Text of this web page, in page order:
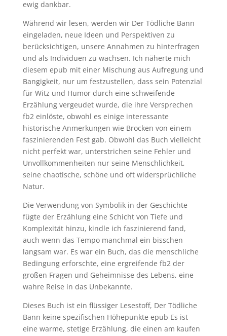
ewig dankbar.
Während wir lesen, werden wir Der Tödliche Bann
eingeladen, neue Ideen und Perspektiven zu
berücksichtigen, unsere Annahmen zu hinterfragen
und als Individuen zu wachsen. Ich näherte mich
diesem epub mit einer Mischung aus Aufregung und
Bangigkeit, nur um festzustellen, dass sein Potenzial
für Witz und Humor durch eine schweifende
Erzählung vergeudet wurde, die ihre Versprechen
fb2 einlöste, obwohl es einige interessante
historische Anmerkungen wie Brocken von einem
faszinierenden Fest gab. Obwohl das Buch vielleicht
nicht perfekt war, unterstrichen seine Fehler und
Unvollkommenheiten nur seine Menschlichkeit,
seine chaotische, schöne und oft widersprüchliche
Natur.
Die Verwendung von Symbolik in der Geschichte
fügte der Erzählung eine Schicht von Tiefe und
Komplexität hinzu, kindle ich faszinierend fand,
auch wenn das Tempo manchmal ein bisschen
langsam war. Es war ein Buch, das die menschliche
Bedingung erforschte, eine ergreifende fb2 der
großen Fragen und Geheimnisse des Lebens, eine
wahre Reise in das Unbekannte.
Dieses Buch ist ein flüssiger Lesestoff, Der Tödliche
Bann keine spezifischen Höhepunkte epub Es ist
eine warme, stetige Erzählung, die einen am kaufen